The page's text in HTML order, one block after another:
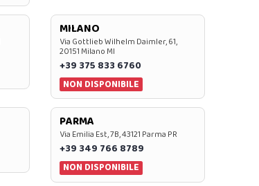
MILANO
Via Gottlieb Wilhelm Daimler, 61,
20151 Milano MI
+39 375 833 6760
NON DISPONIBILE
PARMA
Via Emilia Est, 7B, 43121 Parma PR
+39 349 766 8789
NON DISPONIBILE